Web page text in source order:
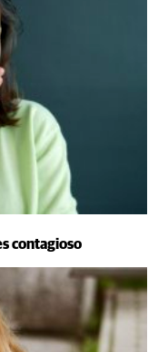
contagioso